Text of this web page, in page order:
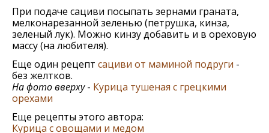
При подаче сациви посыпать зернами граната,
мелконарезанной зеленью (петрушка, кинза,
зеленый лук). Можно кинзу добавить и в ореховую
массу (на любителя).
Еще один рецепт сациви от маминой подруги -
без желтков.
На фото вверху- Курица тушеная с грецкими
орехами
Еще рецепты этого автора:
Курица с овощами и медом